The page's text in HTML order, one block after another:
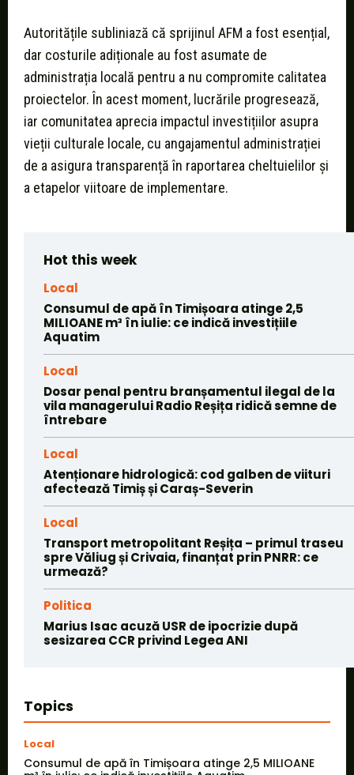
Autoritățile subliniază că sprijinul AFM a fost esențial,
dar costurile adiționale au fost asumate de
administrația locală pentru a nu compromite calitatea
proiectelor. În acest moment, lucrările progresează,
iar comunitatea aprecia impactul investițiilor asupra
vieții culturale locale, cu angajamentul administrației
de a asigura transparență în raportarea cheltuielilor și
a etapelor viitoare de implementare.
Hot this week
Local
Consumul de apă în Timișoara atinge 2,5
MILIOANE m³ în iulie: ce indică investițiile
Aquatim
Local
Dosar penal pentru branșamentul ilegal de la
vila managerului Radio Reșița ridică semne de
întrebare
Local
Atenționare hidrologică: cod galben de viituri
afectează Timiș și Caraș-Severin
Local
Transport metropolitant Reșița – primul traseu
spre Văliug și Crivaia, finanțat prin PNRR: ce
urmează?
Politica
Marius Isac acuză USR de ipocrizie după
sesizarea CCR privind Legea ANI
Topics
Local
Consumul de apă în Timișoara atinge 2,5 MILIOANE